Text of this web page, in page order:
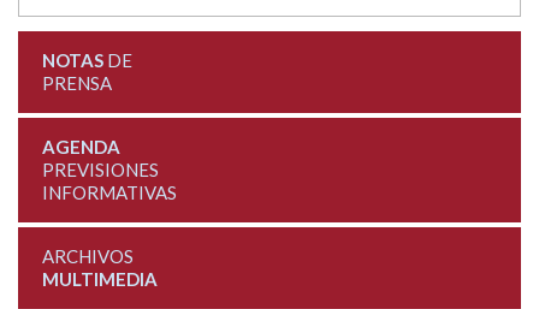
NOTASDE
PRENSA
AGENDA
PREVISIONES
INFORMATIVAS
ARCHIVOS
MULTIMEDIA